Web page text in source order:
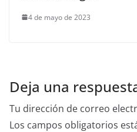
4 de mayo de 2023
Deja una
Tu dirección de correo
Los campos obligatorios